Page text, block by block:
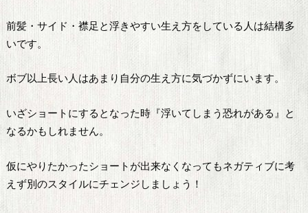
前髪・サイド・襟足と浮きやすい生え方をしている人は結構多
いです。
ボブ以上長い人はあまり自分の生え方に気づかずにいます。
いざショートにするとなった時『浮いてしまう恐れがある』と
なるかもしれません。
仮にやりたかったショートが出来なくなってもネガティブに考
えず別のスタイルにチェンジしましょう！